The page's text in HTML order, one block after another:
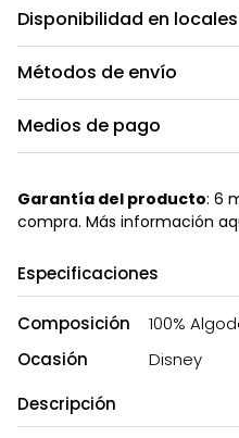
Disponibilidad en locales
Métodos de envío
Medios de pago
Garantía del producto: 6
compra. Más información
Especificaciones
Composición
100%
Ocasión
Disney
Descripción